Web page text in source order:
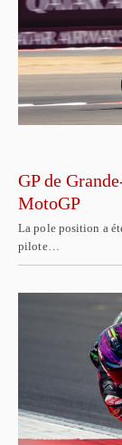
GP de
MotoGP
La pole position a
pilote…